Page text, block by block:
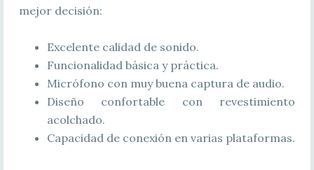
mejor decisión:
Excelente calidad de sonido.
Funcionalidad básica y práctica.
Micrófono con muy buena captura de audio.
Diseño confortable con revestimiento
acolchado.
Capacidad de conexión en varias plataformas.